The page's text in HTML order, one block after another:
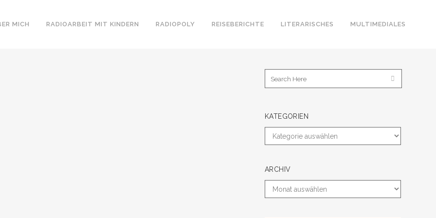
MICH RADIOARBEIT MIT KINDERN RADIOPOLY REISEBERICHTE LITERARISCHES MULTIMEDIALES
KATEGORIEN
ARCHIV